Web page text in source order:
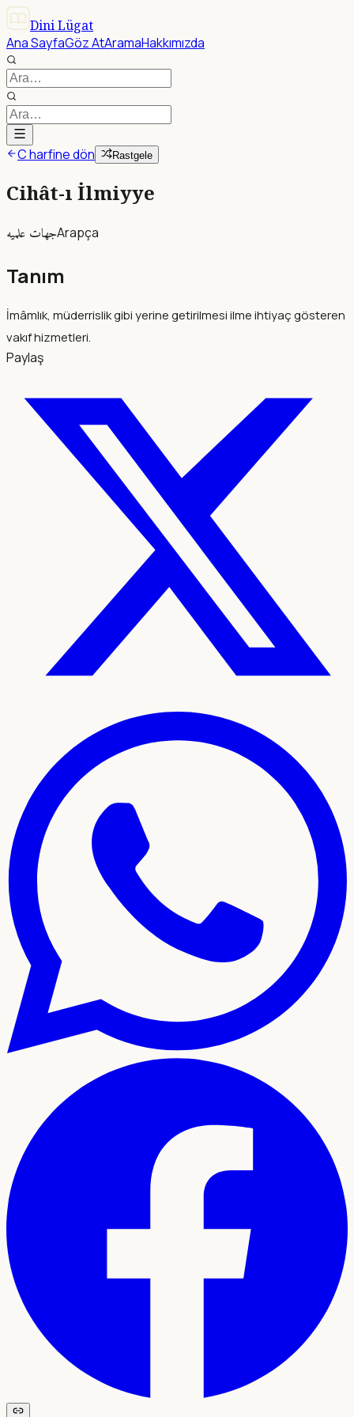
Dini Lügat
Ana SayfaGöz AtAramaHakkımızda
C harfine dön Rastgele
Cihât-ı İlmiyye
جهات علميهArapça
Tanım
İmâmlık, müderrislik gibi yerine getirilmesi ilme ihtiyaç gösteren
vakıf hizmetleri.
Paylaş